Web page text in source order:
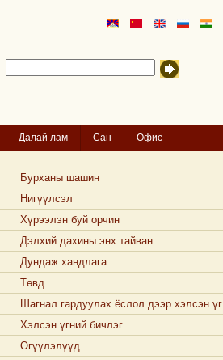
Далай лам Сан Офис
Бурханы шашин
Нигүүлсэл
Хүрээлэн буй орчин
Дэлхий дахины энх тайван
Дундаж хандлага
Төвд
Шагнал гардуулах ёслол дээр хэлсэн үг
Хэлсэн үгний бичлэг
Өгүүлэлүүд